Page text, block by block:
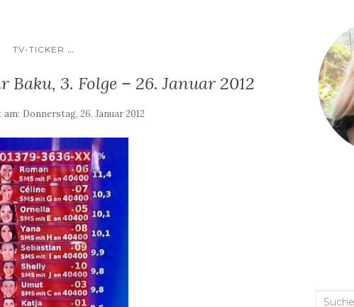
TV-TICKER ...
3. Folge – 26. Januar 2012
Donnerstag, 26. Januar 2012
Suche